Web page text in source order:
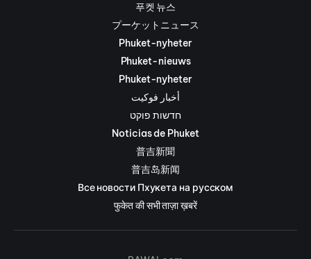
푸켓 뉴스
プーケットニュース
Phuket-nyheter
Phuket-nieuws
Phuket-nyheter
أخبار فوكيت
חדשות פוקט
Noticias de Phuket
普吉新聞
普吉岛新闻
Все новости Пхукета на русском
फुकेत की सभी ताज़ा ख़बरें